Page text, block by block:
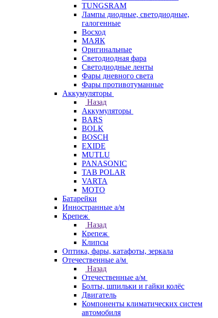
TUNGSRAM
Лампы диодные, светодиодные,
галогенные
Восход
МАЯК
Оригинальные
Светодиодная фара
Светодиодные ленты
Фары дневного света
Фары противотуманные
Аккумуляторы
Назад
Аккумуляторы
BARS
BOLK
BOSCH
EXIDE
MUTLU
PANASONIC
TAB POLAR
VARTA
МОТО
Батарейки
Инностранные а/м
Крепеж
Назад
Крепеж
Клипсы
Оптика, фары, катафоты, зеркала
Отечественные а/м
Назад
Отечественные а/м
Болты, шпильки и гайки колёс
Двигатель
Компоненты климатических систем
автомобиля